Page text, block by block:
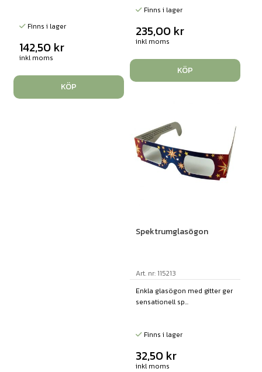
Finns i lager
142,50 kr
inkl moms
KÖP
Finns i lager
235,00 kr
inkl moms
KÖP
Spektrumglasögon
Art. nr: 115213
Enkla glasögon med gitter ger
sensationell sp...
Finns i lager
32,50 kr
inkl moms